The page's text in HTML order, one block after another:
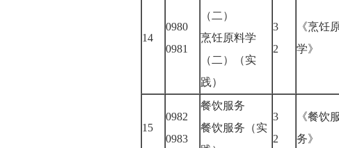
14
0980
0981
（二）
烹饪原料学
（二）（实
践）
3
2
《烹饪
学》
15
0982
0983
餐饮服务
餐饮服务（实
3
2
《餐饮服
务》